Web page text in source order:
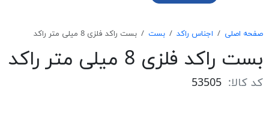
صفحه اصلی اجناس راکد بست بست راکد فلزی 8 میلی متر راکد
بست راکد فلزی 8 میلی متر راکد
کد کالا: 53505